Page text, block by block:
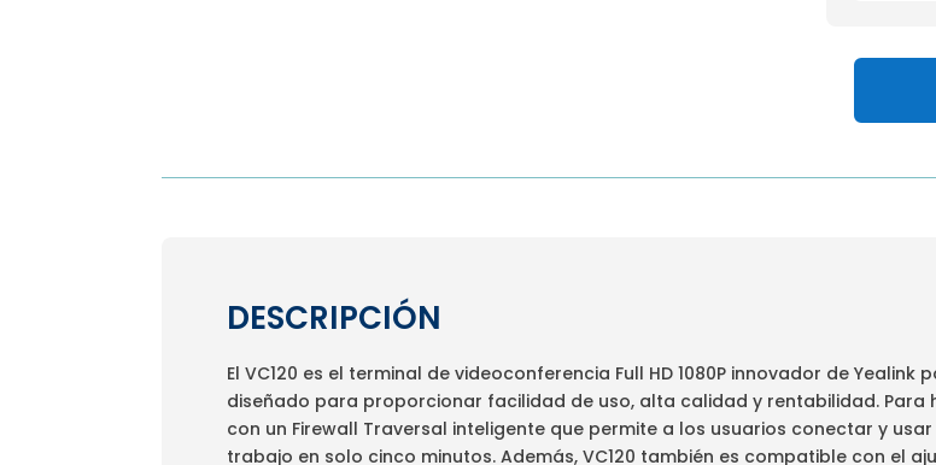
DESCRIPCIÓN
El VC120 es el terminal de videoconferencia Full HD 1080P innovador de
diseñado para proporcionar facilidad de uso, alta calidad y rentabilidad. Para
con un Firewall Traversal inteligente que permite a los usuarios conectar y
trabajo en solo cinco minutos. Además, VC120 también es compatible con el